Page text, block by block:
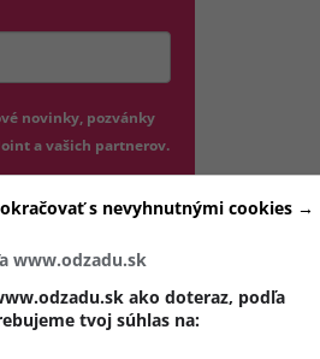
novinky, pozvánky
a vašich partnerov.
(otvorí sa v novom okne)
Podmienok
Odošle
www.odzadu.sk
ako doteraz, podľa
tvoj súhlas na:
s nevyhnutnými cookies →